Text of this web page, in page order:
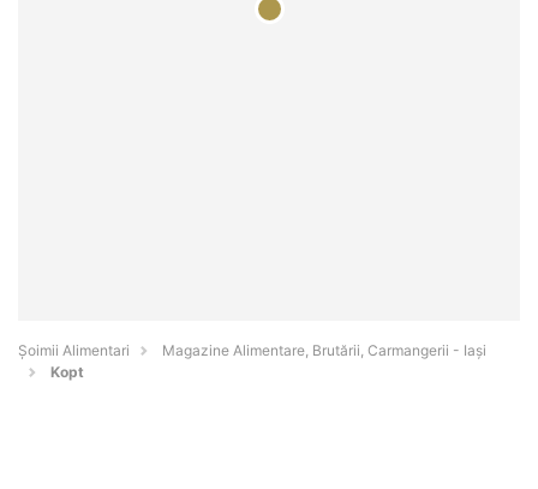
Şoimii Alimentari
Magazine Alimentare, Brutării, Carmangerii - Iaşi
Kopt